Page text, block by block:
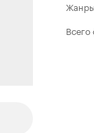
Жанры